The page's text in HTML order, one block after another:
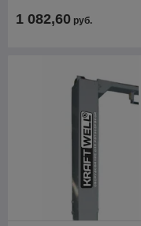
1 082,60 руб.